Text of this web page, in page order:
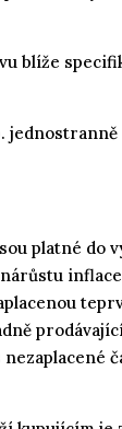
blíže
platné do